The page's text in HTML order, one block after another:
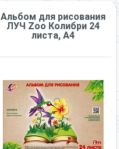
Альбом для рисования
ЛУЧ Zoo Колибри 24
листа, А4